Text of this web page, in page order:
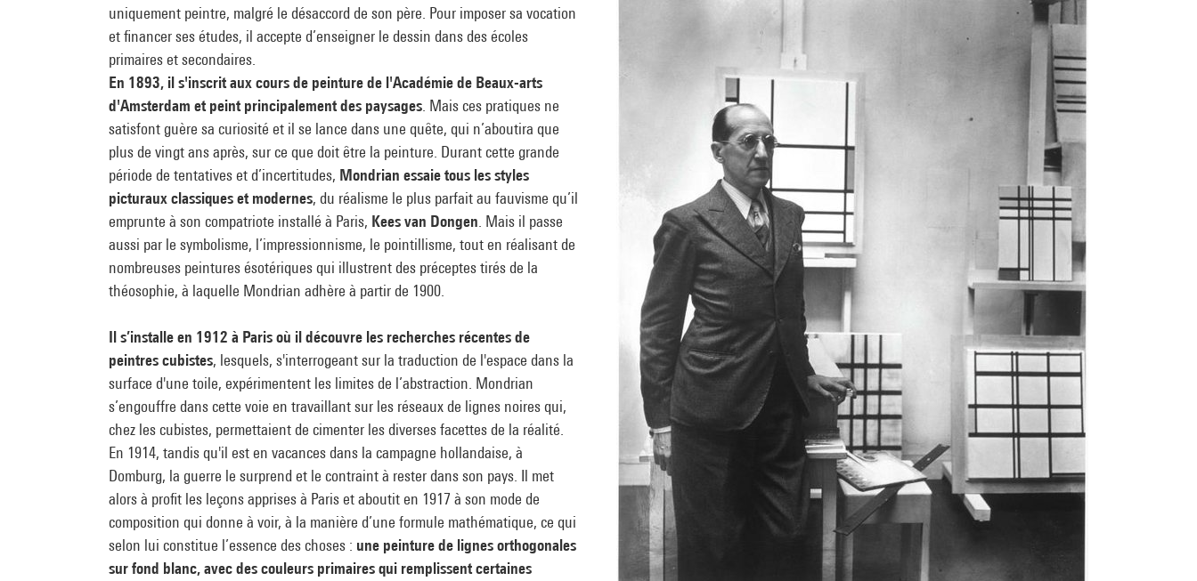
uniquement peintre, malgré le désaccord de son père. Pour imposer sa vocation
et financer ses études, il accepte d’enseigner le dessin dans des écoles
primaires et secondaires.
En 1893, il s'inscrit aux cours de peinture de l'Académie de Beaux-arts
d'Amsterdam et peint principalement des paysages . Mais ces pratiques ne
satisfont guère sa curiosité et il se lance dans une quête, qui n’aboutira que
plus de vingt ans après, sur ce que doit être la peinture. Durant cette grande
période de tentatives et d’incertitudes, Mondrian essaie tous les styles
picturaux classiques et modernes, du réalisme le plus parfait au fauvisme qu’il
emprunte à son compatriote installé à Paris, Kees van Dongen . Mais il passe
aussi par le symbolisme, l’impressionnisme, le pointillisme, tout en réalisant de
nombreuses peintures ésotériques qui illustrent des préceptes tirés de la
théosophie, à laquelle Mondrian adhère à partir de 1900.
Il s’installe en 1912 à Paris où il découvre les recherches récentes de
peintres cubistes, lesquels, s'interrogeant sur la traduction de l'espace dans la
surface d'une toile, expérimentent les limites de l’abstraction. Mondrian
s’engouffre dans cette voie en travaillant sur les réseaux de lignes noires qui,
chez les cubistes, permettaient de cimenter les diverses facettes de la réalité.
En 1914, tandis qu'il est en vacances dans la campagne hollandaise, à
Domburg, la guerre le surprend et le contraint à rester dans son pays. Il met
alors à profit les leçons apprises à Paris et aboutit en 1917 à son mode de
composition qui donne à voir, à la manière d’une formule mathématique, ce qui
selon lui constitue l’essence des choses : une peinture de lignes orthogonales
sur fond blanc, avec des couleurs primaires qui remplissent certaines